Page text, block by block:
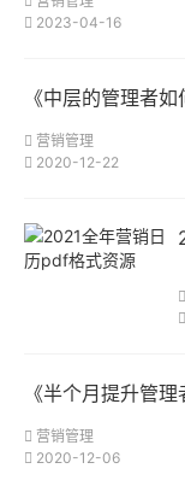
2023-04-16
《中层的管理者如
营销管理
2020-12-22
《半个月提升管
营销管理
2020-12-06